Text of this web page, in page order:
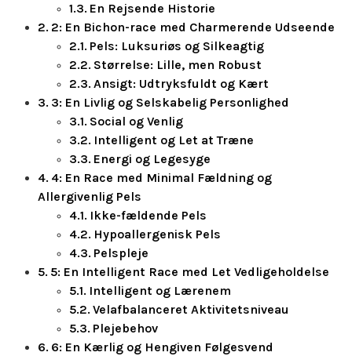
En Rejsende Historie
2: En Bichon-race med Charmerende Udseende
Pels: Luksuriøs og Silkeagtig
Størrelse: Lille, men Robust
Ansigt: Udtryksfuldt og Kært
3: En Livlig og Selskabelig Personlighed
Social og Venlig
Intelligent og Let at Træne
Energi og Legesyge
4: En Race med Minimal Fældning og
Allergivenlig Pels
Ikke-fældende Pels
Hypoallergenisk Pels
Pelspleje
5: En Intelligent Race med Let Vedligeholdelse
Intelligent og Lærenem
Velafbalanceret Aktivitetsniveau
Plejebehov
6: En Kærlig og Hengiven Følgesvend